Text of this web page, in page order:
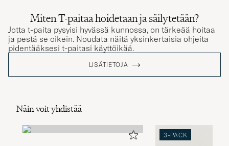
Miten T-paitaa hoidetaan ja säilytetään?
Jotta t-paita pysyisi hyvässä kunnossa, on tärkeää hoitaa
ja pestä se oikein. Noudata näitä yksinkertaisia ohjeita
pidentääksesi t-paitasi käyttöikää.
LISÄTIETOJA
Näin voit yhdistää
3-PACK